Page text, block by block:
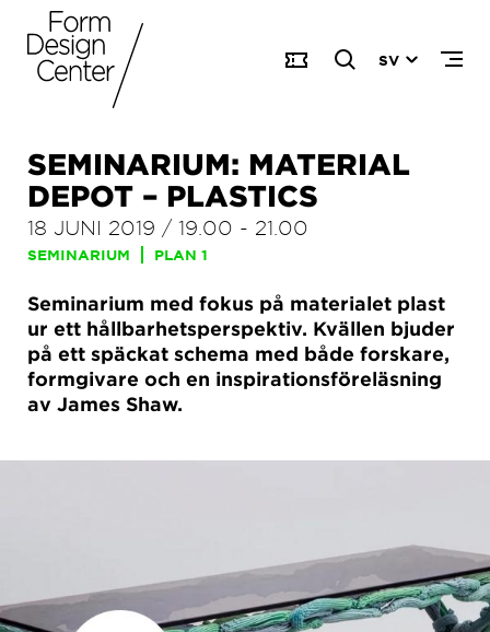
SV
SEMINARIUM: MATERIAL
DEPOT – PLASTICS
18 JUNI 2019 / 19.00 - 21.00
SEMINARIUM PLAN 1
Seminarium med fokus på materialet plast
ur ett hållbarhetsperspektiv. Kvällen bjuder
på ett späckat schema med både forskare,
formgivare och en inspirationsföreläsning
av James Shaw.